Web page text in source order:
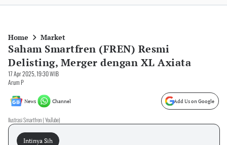
Home Market
Saham Smartfren (FREN) Resmi
Delisting, Merger dengan XL Axiata
17 Apr 2025, 19:30 WIB
Arum P
News Channel Add Us on Google
Ilustrasi Smartfren ( YouTube)
Intinya Sih